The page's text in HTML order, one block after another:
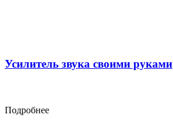
Усилитель звука своими руками
Подробнее